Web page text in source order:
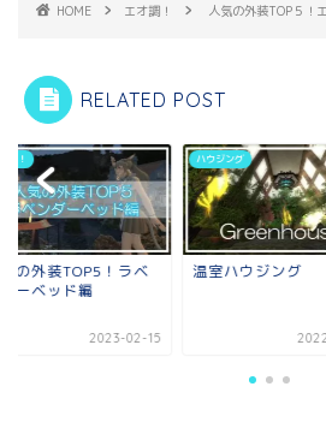
HOME エオ調！ 人気の外装TOP５！
RELATED POST
の外装TOP5！ラベ
ーベッド編
2023-02-15
ハウジング
温室ハウジング